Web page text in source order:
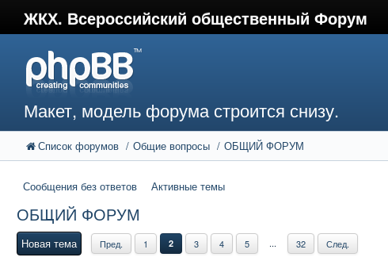
ЖКХ. Всероссийский общественный Форум
Макет, модель форума строится снизу.
Список форумов Общие вопросы ОБЩИЙ ФОРУМ
Сообщения без ответов Активные темы
ОБЩИЙ ФОРУМ
Новая тема Пред. 1 2 3 4 5 ... 32 След.